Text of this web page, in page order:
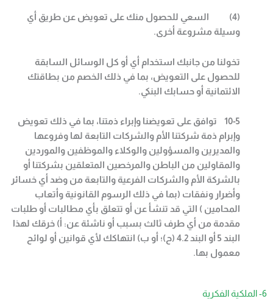
(4)
السعي للحصول منك على تعويض عن طريق أي
وسيلة مشروعة أخرى.
تخولنا من جانبك استخدام أي أو كل الوسائل السابقة
للحصول على التعويض، بما في ذلك الخصم من بطاقتك
الائتمانية أو حسابك البنكي.
10-5
توافق على تعويضنا وإبراء ذمتنا، بما في ذلك تعويض
وإبرام ذمة شركتنا الأم والشركات التابعة لها وفروعها
والمديرين والمسؤولين والوكلاء والموظفين والموردين
والمقاولين من الباطن والمرخصين المتعلقين بشركتنا أو
بالشركة الأم والشركات الفرعية والتابعة من وضد أي خسائر
وأضرار ونفقات (بما في ذلك الرسوم القانونية وأتعاب
المحامين ) التي قد تنشأ عن أو تتعلق بأي مطالبات أو طلبات
مقدمة من أي طرف ثالث بسبب أو ناشئة عن: أ) خرقك لهذا
البند 5 أو البند 4.2 (ح)؛ أو ب) انتهاكك لأي قوانين أو لوائح
معمول بها .
6- الملكية الفكرية